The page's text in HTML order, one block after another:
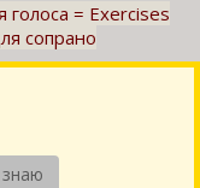
= Exercises
сопрано